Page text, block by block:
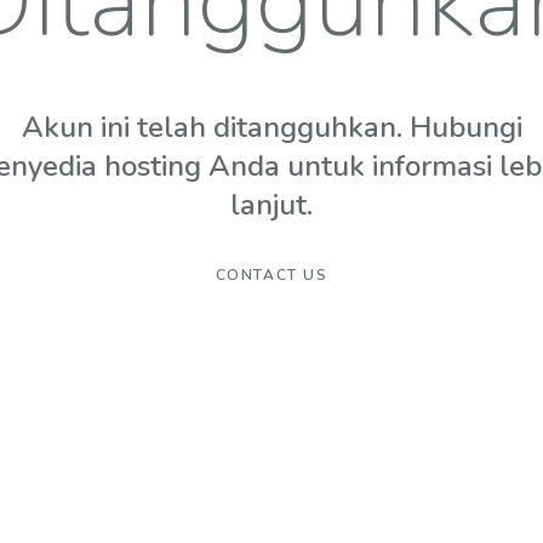
Akun ini telah ditangguhkan. Hubungi
hosting Anda untuk informasi
lanjut.
CONTACT US